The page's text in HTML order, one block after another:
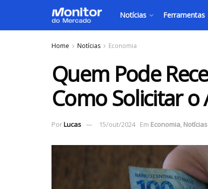
Notícias Ferramentas
Home Notícias Economia
Quem Pode
Como Solicitar o
PorLucas 15/out/2024 Em Economia, Notícias